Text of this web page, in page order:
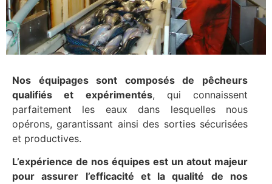
Nos équipages sont composés de pêcheurs
qualifiés et expérimentés, qui connaissent
parfaitement les eaux dans lesquelles nous
opérons, garantissant ainsi des sorties sécurisées
et productives.
L’expérience de nos équipes est un atout majeur
pour assurer l’efficacité et la qualité de nos